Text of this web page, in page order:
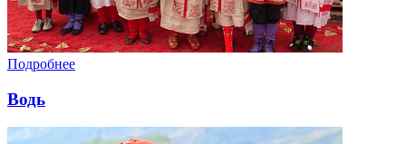
Подробнее
Водь